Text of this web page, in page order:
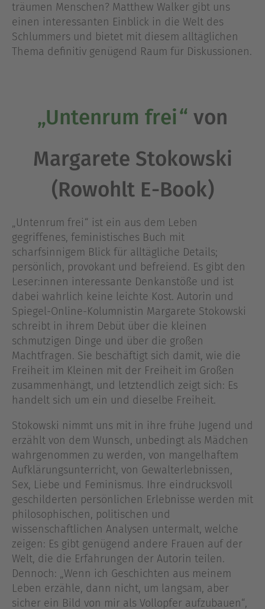
träumen Menschen? Matthew Walker gibt uns
einen interessanten Einblick in die Welt des
Schlummers und bietet mit diesem alltäglichen
Thema definitiv genügend Raum für Diskussionen.
„Untenrum frei“ von
Margarete Stokowski
(Rowohlt E-Book)
„Untenrum frei“ ist ein aus dem Leben
gegriffenes, feministisches Buch mit
scharfsinnigem Blick für alltägliche Details;
persönlich, provokant und befreiend. Es gibt den
Leser:innen interessante Denkanstöße und ist
dabei wahrlich keine leichte Kost. Autorin und
Spiegel-Online-Kolumnistin Margarete Stokowski
schreibt in ihrem Debüt über die kleinen
schmutzigen Dinge und über die großen
Machtfragen. Sie beschäftigt sich damit, wie die
Freiheit im Kleinen mit der Freiheit im Großen
zusammenhängt, und letztendlich zeigt sich: Es
handelt sich um ein und dieselbe Freiheit.
Stokowski nimmt uns mit in ihre frühe Jugend und
erzählt von dem Wunsch, unbedingt als Mädchen
wahrgenommen zu werden, von mangelhaftem
Aufklärungsunterricht, von Gewalterlebnissen,
Sex, Liebe und Feminismus. Ihre eindrucksvoll
geschilderten persönlichen Erlebnisse werden mit
philosophischen, politischen und
wissenschaftlichen Analysen untermalt, welche
zeigen: Es gibt genügend andere Frauen auf der
Welt, die die Erfahrungen der Autorin teilen.
Dennoch: „Wenn ich Geschichten aus meinem
Leben erzähle, dann nicht, um langsam, aber
sicher ein Bild von mir als Vollopfer aufzubauen“,